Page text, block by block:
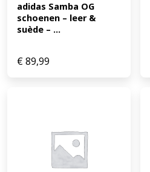
adidas Samba OG
schoenen – leer &
suède – ...
€89,99